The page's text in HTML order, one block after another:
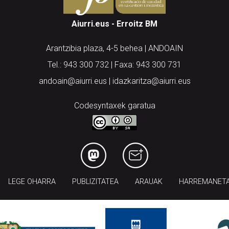
Aiurri.eus - Erroitz BM
Arantzibia plaza, 4-5 behea | ANDOAIN
Tel.: 943 300 732 | Faxa: 943 300 731
andoain@aiurri.eus | idazkaritza@aiurri.eus
Codesyntaxek garatua
LEGE OHARRA PUBLIZITATEA ARAUAK